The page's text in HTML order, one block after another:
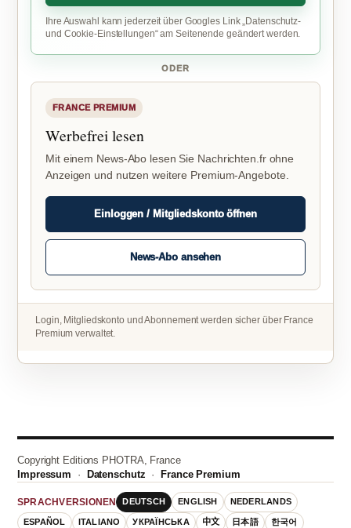
Ihre Auswahl kann jederzeit über Googles Link „Datenschutz-
und Cookie-Einstellungen“ am Seitenende geändert werden.
ODER
FRANCE PREMIUM
Werbefrei lesen
Mit einem News-Abo lesen Sie Nachrichten.fr ohne
Anzeigen und nutzen weitere Premium-Angebote.
Einloggen / Mitgliedskonto öffnen
News-Abo ansehen
Login, Mitgliedskonto und Abonnement werden sicher über France
Premium verwaltet.
Copyright Editions PHOTRA, France
Impressum · Datenschutz ·France Premium
SPRACHVERSIONEN DEUTSCH ENGLISH NEDERLANDS
ESPAÑOL ITALIANO УКРАЇНСЬКА 中文 日本語 한국어